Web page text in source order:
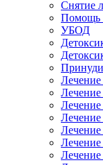
Снятие
Помощь
УБОД
Лечение
Лечение
Лечение
Лечение
Лечение
Лечение
Лечение